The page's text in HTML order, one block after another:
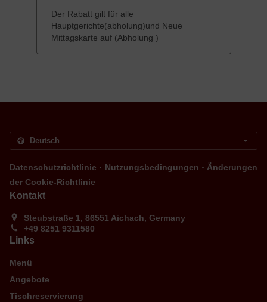
Der Rabatt gilt für alle
Hauptgerichte(abholung)und Neue
Mittagskarte auf (Abholung )
Datenschutzrichtlinie . Nutzungsbedingungen . Änderungen
der Cookie-Richtlinie
Kontakt
Steubstraße 1, 86551 Aichach, Germany
+49 8251 9311580
Links
Menü
Angebote
Tischreservierung